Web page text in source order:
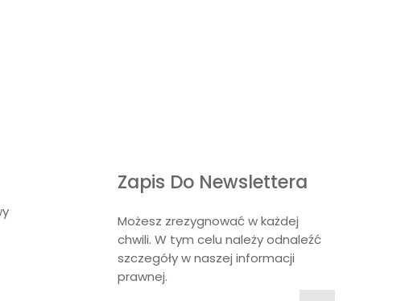
Zapis Do Newslettera
Możesz zrezygnować w każdej
chwili. W tym celu należy odnaleźć
szczegóły w naszej informacji
prawnej.